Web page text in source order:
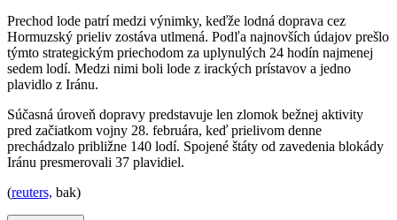
Prechod lode patrí medzi výnimky, keďže lodná doprava cez
Hormuzský prieliv zostáva utlmená. Podľa najnovších údajov prešlo
týmto strategickým priechodom za uplynulých 24 hodín najmenej
sedem lodí. Medzi nimi boli lode z irackých prístavov a jedno
plavidlo z Iránu.
Súčasná úroveň dopravy predstavuje len zlomok bežnej aktivity
pred začiatkom vojny 28. februára, keď prielivom denne
prechádzalo približne 140 lodí. Spojené štáty od zavedenia blokády
Iránu presmerovali 37 plavidiel.
(reuters, bak)